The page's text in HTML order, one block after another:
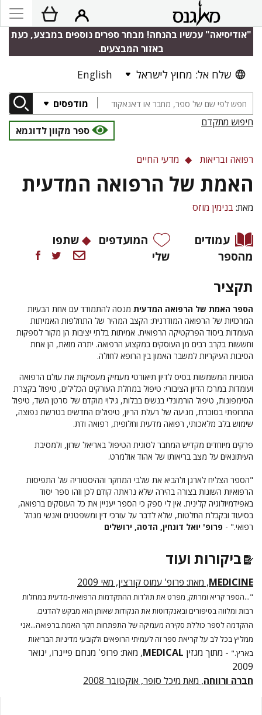
"אודיסיאה" עכשיו בהנחה! מבחר ספרים נוספים במבצע, כעת
באזור המבצעים.
שלח אל: מחוץ לישראל English
מודפסים
חיפוש מתקדם
ספר מקוון לדוגמא
רפואה ובריאות מדעי החיים
האמת של הרפואה המדעית
מאת: בנימין מוזס
עמודים
מהספר
המועדפים
שלי
שתפו
תקציר
הספר האמת של הרפואה המדעית מנסה להתמודד עם אחת הבעיות
המרכזיות של הרפואה המודרנית: הקצב המהיר של התחלפות האמיתות
העומדות ביסוד הפרקטיקה הרפואית. אמיתות בלתי יציבות הן מקור לספקות
וחששות בקרב רבים מן העוסקים במקצוע הרפואה. יתרה מזאת, הן אחת
הסיבות העיקריות למשבר האמון בין הרופא לחולה.
הסוגיות המשמשות בסיס לדיון תיאורטי מעמיק מעסיקות את עולם הרפואה
ועומדות במרכז הדיון הציבורי: טיפול במחלת העורקים הכלילים, טיפול בקצרת
הסימפונות, טיפול הורמונלי בנשים בבלות, גילוי מוקדם של סרטן השד, טיפול
התרופתי בסוכרת, מניעה של רעלת הריון, טיפולים החדשים בטרשת נפוצה,
שימוש בלב מלאכותי, רפואה מדעית וחלופית, רפואה ודת.
פרקים מיוחדים מקדיש המחבר לסוגית הטיפול באריאל שרון, ולמסיבת
העיתונאים על מצב בריאותו של אהוד אולמרט.
"הספר הצליח לארגן ולהביא את שלבי המחקר וההיסטוריה של התפיסות
הרפואיות השונות בצורה בהירה שלא נראתה קודם לכן וזהו ספר יסוד
באפידמיולוגיה קלינית. אין לי ספק כי הספר יעניין את כל העוסקים ברפואה,
בסיעוד ובקבלת החלטות, שלא לדבר על עורכי דין ומשפטנים ואנשי מנהל
רפואי." - פרופ' יואל דונחין, הדסה, ירושלים
ביקורות ועוד
MEDICINE, מאת: פרופ' עמוס קורצין, מאי 2009
"...הספר קריא ומרתק, מפרט את תולדות ההתקדמות הרפואית-מדעית במחלות
רבות ומלווה בסיפורים ובאנקדוטות את הנקודות שאותן הוא מבקש להדגים.
ההקדמה לספר כוללת סקירה מעמיקה של התפתחות חקר האמת ברפואה...אני
ממליץ בכל לב על קריאת ספר זה לעמיתי הרופאים ולקובעי מדיניות הבריאות
בארץ." - מתוך מגזין MEDICAL, מאת: פרופ' מנחם פיינרו, ינואר
2009
חברה ורווחה, מאת מיכל סופר, אוקטובר 2008